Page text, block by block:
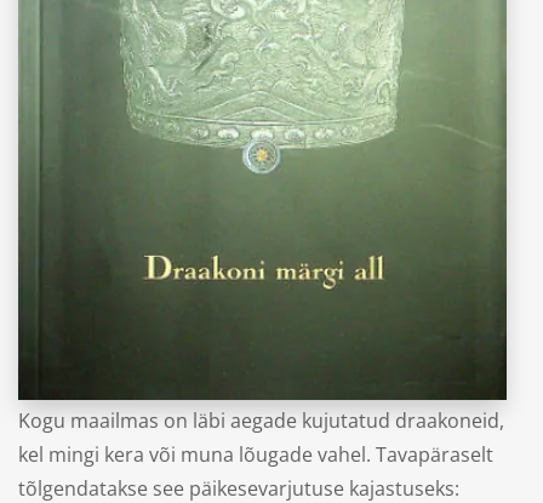
Kogu maailmas on läbi aegade kujutatud draakoneid,
kel mingi kera või muna lõugade vahel. Tavapäraselt
tõlgendatakse see päikesevarjutuse kajastuseks: